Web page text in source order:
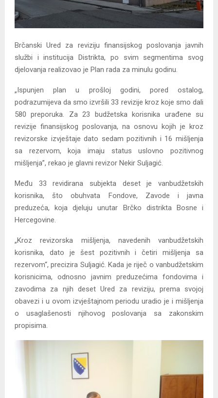
Brčanski Ured za reviziju finansijskog poslovanja javnih
službi i institucija Distrikta, po svim segmentima svog
djelovanja realizovao je Plan rada za minulu godinu.
„Ispunjen plan u prošloj godini, pored ostalog,
podrazumijeva da smo izvršili 33 revizije kroz koje smo dali
580 preporuka. Za 23 budžetska korisnika urađene su
revizije finansijskog poslovanja, na osnovu kojih je kroz
revizorske izvještaje dato sedam pozitivnih i 16 mišljenja
sa rezervom, koja imaju status uslovno pozitivnog
mišljenja”, rekao je glavni revizor Nekir Suljagić.
Među 33 revidirana subjekta deset je vanbudžetskih
korisnika, što obuhvata Fondove, Zavode i javna
preduzeća, koja djeluju unutar Brčko distrikta Bosne i
Hercegovine.
„Kroz revizorska mišljenja, navedenih vanbudžetskih
korisnika, dato je šest pozitivnih i četiri mišljenja sa
rezervom“, precizira Suljagić. Kada je riječ o vanbudžetskim
korisnicima, odnosno javnim preduzećima fondovima i
zavodima za njih deset Ured za reviziju, prema svojoj
obavezi i u ovom izvještajnom periodu uradio je i mišljenja
o usaglašenosti njihovog poslovanja sa zakonskim
propisima.